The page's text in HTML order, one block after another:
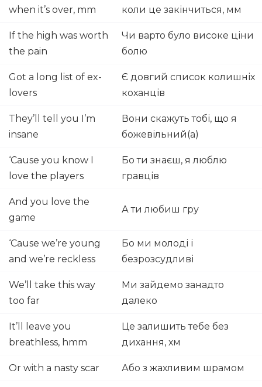
when it’s over, mm
коли це закінчиться, мм
If the high was worth
the pain
Чи варто було високе ціни
болю
Got a long list of ex-
lovers
Є довгий список колишніх
коханців
They’ll tell you I’m
insane
Вони скажуть тобі, що я
божевільний(а)
‘Cause you know I
love the players
Бо ти знаєш, я люблю
гравців
And you love the
game
А ти любиш гру
‘Cause we’re young
and we’re reckless
Бо ми молоді і
безрозсудливі
We’ll take this way
too far
Ми зайдемо занадто
далеко
It’ll leave you
breathless, hmm
Це залишить тебе без
дихання, хм
Or with a nasty scar Або з жахливим шрамом